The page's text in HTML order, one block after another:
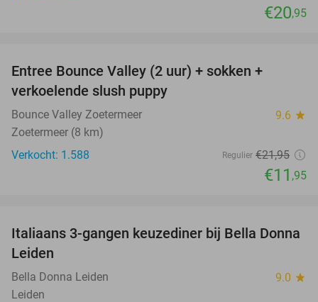
€20,95
Entree Bounce Valley (2 uur) + sokken +
verkoelende slush puppy
Bounce Valley Zoetermeer 9.6 star
Zoetermeer (8 km)
Verkocht: 1.588
Regulier €21,95
€11 ,95
35%
Italiaans 3-gangen keuzediner bij Bella Donna
Leiden
Bella Donna Leiden 9.0 star
Leiden